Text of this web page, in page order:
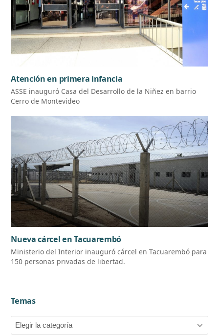
Atención en primera infancia
ASSE inauguró Casa del Desarrollo de la Niñez en barrio
Cerro de Montevideo
Nueva cárcel en Tacuarembó
Ministerio del Interior inauguró cárcel en Tacuarembó para
150 personas privadas de libertad.
Temas
Temas